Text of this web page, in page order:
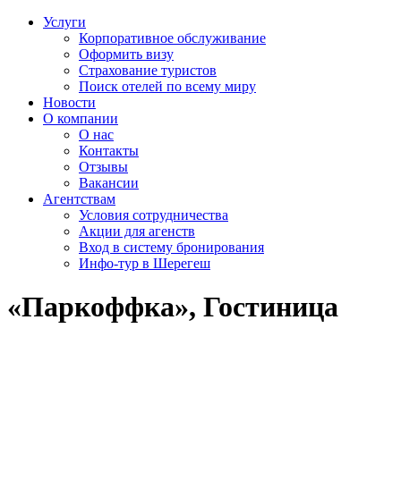
Услуги
Корпоративное обслуживание
Оформить визу
Страхование туристов
Поиск отелей по всему миру
Новости
О компании
О нас
Контакты
Отзывы
Вакансии
Агентствам
Условия сотрудничества
Акции для агенств
Вход в систему бронирования
Инфо-тур в Шерегеш
«Паркоффка», Гостиница